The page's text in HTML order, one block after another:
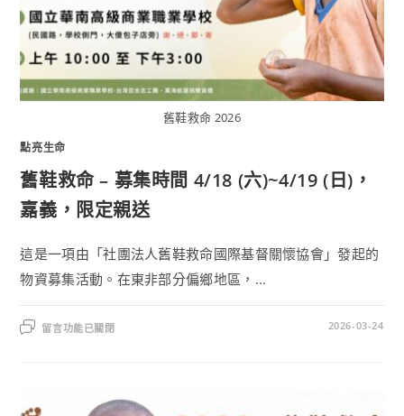
舊鞋救命 2026
點亮生命
舊鞋救命 – 募集時間 4/18 (六)~4/19 (日)，
嘉義，限定親送
這是一項由「社團法人舊鞋救命國際基督關懷協會」發起的
物資募集活動。在東非部分偏鄉地區，...
留言功能已關閉 2026-03-24